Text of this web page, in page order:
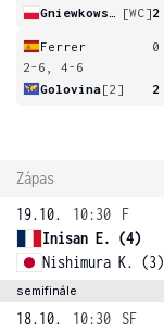
[WC]2
Ferrer
0
2-6, 4-6
Golovina[2] 2
Zápas
19.10.
10:30
F
Inisan E. (4)
Nishimura K. (3)
semifinále
18.10. 10:30
SF